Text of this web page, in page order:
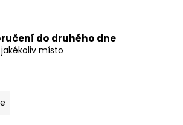
do druhého dne
místo